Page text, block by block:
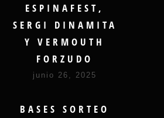
ESPINAFEST,
SERGI DINAMITA
Y VERMOUTH
FORZUDO
junio 26, 2025
BASES SORTEO